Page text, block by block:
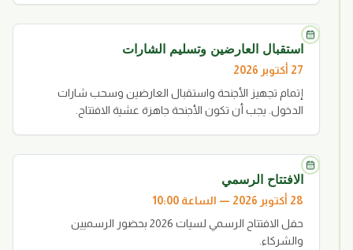
استقبال العارضين وتسليم الشارات
27 أكتوبر 2026
إتمام تجهيز الأجنحة واستقبال العارضين وسحب شارات
الدخول. يجب أن تكون الأجنحة جاهزة عشية الافتتاح.
الافتتاح الرسمي
28 أكتوبر 2026 — الساعة 10:00
حفل الافتتاح الرسمي لسيات 2026 بحضور الرسميين
والشركاء.